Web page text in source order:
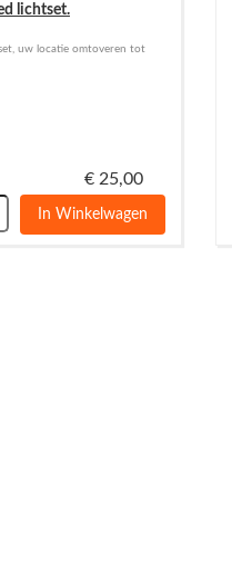
lichtset.
uw locatie omtoveren tot
€ 25,00
In Winkelwagen